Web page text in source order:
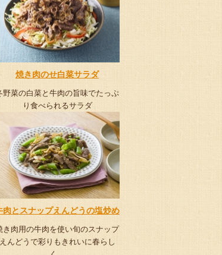
焼き肉のせ白菜サラダ
野菜の白菜と牛肉の旨味でたっぷ
り食べられるサラダ
肉とスナップえんどうの塩炒め
き肉用の牛肉を使い旬のスナップ
えんどうで彩りもきれいに春らし